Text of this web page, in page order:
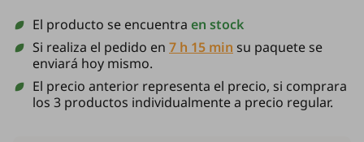
El producto se encuentra en stock
Si realiza el pedido en 7 h 15 min su paquete se
enviará hoy mismo.
El precio anterior representa el precio, si comprara
los 3 productos individualmente a precio regular.